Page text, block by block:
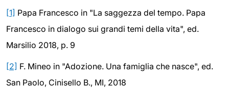
[1] Papa Francesco in "La saggezza del tempo. Papa
Francesco in dialogo sui grandi temi della vita", ed.
Marsilio 2018, p. 9
[2] F. Mineo in "Adozione. Una famiglia che nasce", ed.
San Paolo, Cinisello B., MI, 2018